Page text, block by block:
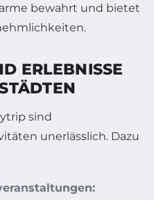
bewahrt und bietet
ERLEBNISSE
sind
unerlässlich. Dazu